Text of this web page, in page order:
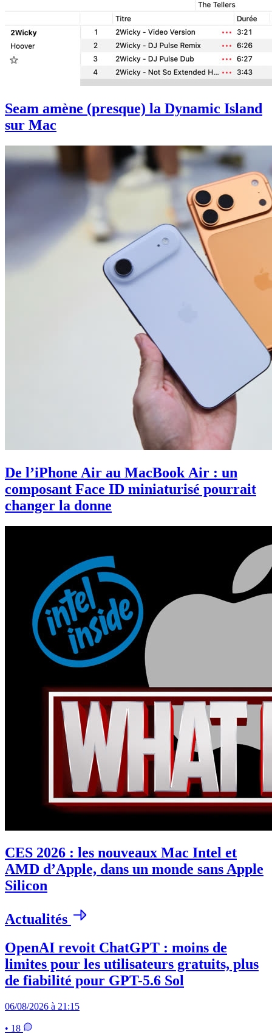
Seam amène (presque) la Dynamic Island
sur Mac
De l’iPhone Air au MacBook Air : un
composant Face ID miniaturisé pourrait
changer la donne
CES 2026 : les nouveaux Mac Intel et
AMD d’Apple, dans un monde sans Apple
Silicon
Actualités
OpenAI revoit ChatGPT : moins de
limites pour les utilisateurs gratuits, plus
de fiabilité pour GPT-5.6 Sol
06/08/2026 à 21:15
• 18